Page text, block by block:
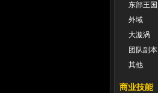
东部王国
外域
大漩涡
团队副本
其他
商业技能